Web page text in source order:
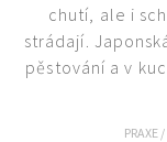
chutí, ale i
strádají.
pěstování a v
PRAXE /